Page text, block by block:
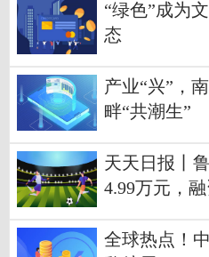
“绿色”成为
态
产业“兴”，
畔“共潮生”
天天日报丨
4.99万元，
全球热点！